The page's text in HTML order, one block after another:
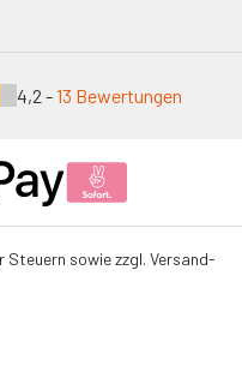
4,2 -13 Bewertungen
Steuern sowie zzgl. Versand-